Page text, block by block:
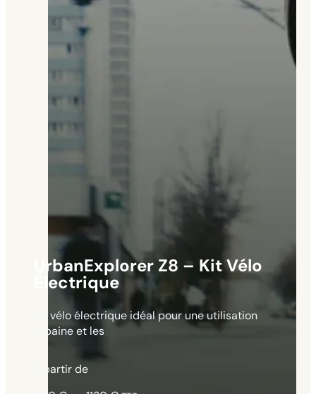
UrbanExplorer Z8 – Kit Vélo
Électrique
Kit vélo électrique idéal pour une utilisation
urbaine et les
à partir de